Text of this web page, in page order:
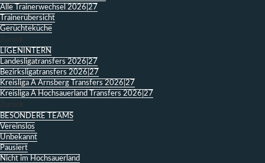
Alle Trainerwechsel 2026|27
Trainerübersicht
Gerüchteküche
Zurück
LIGENINTERN
Landesligatransfers 2026|27
Bezirksligatransfers 2026|27
Kreisliga A Arnsberg Transfers 2026|27
Kreisliga A Hochsauerland Transfers 2026|27
Zurück
BESONDERE TEAMS
Vereinslos
Unbekannt
Pausiert
Nicht im Hochsauerland